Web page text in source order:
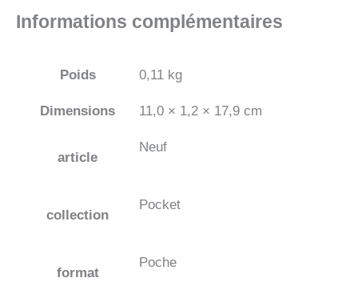
Informations complémentaires
Poids 0,11 kg
Dimensions 11,0 × 1,2 × 17,9 cm
article
Neuf
collection
Pocket
format
Poche